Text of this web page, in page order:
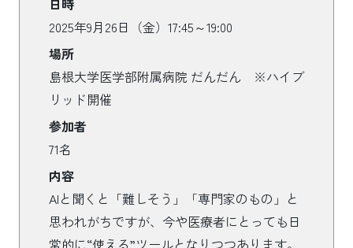
日時
2025年9月26日（金）17:45～19:00
場所
島根大学医学部附属病院 だんだん ※ハイブ
リッド開催
参加者
71名
内容
AIと聞くと「難しそう」「専門家のもの」と
思われがちですが、今や医療者にとっても日
常的に“使える”ツールとなりつつあります。